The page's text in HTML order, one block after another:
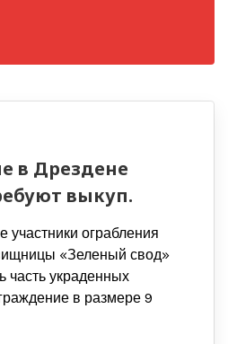
в Дрездене
выкуп.
ограбления
«Зеленый свод»
часть украденных
в размере 9